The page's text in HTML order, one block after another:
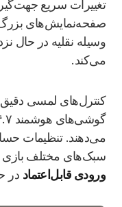
تغییرات سریع
صفحه‌نمایش‌های
وسیله نقلیه در حال
می‌کند.
کنترل‌های لمسی دقیق
می‌دهند. تنظیمات
سبک‌های مختلف بازی
ورودی قابل‌اعتماد در